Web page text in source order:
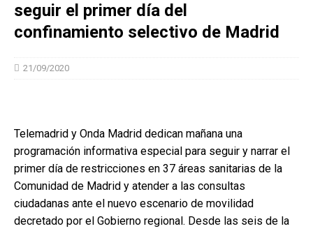
seguir el primer día del
confinamiento selectivo de Madrid
21/09/2020
Telemadrid y Onda Madrid dedican mañana una
programación informativa especial para seguir y narrar el
primer día de restricciones en 37 áreas sanitarias de la
Comunidad de Madrid y atender a las consultas
ciudadanas ante el nuevo escenario de movilidad
decretado por el Gobierno regional. Desde las seis de la